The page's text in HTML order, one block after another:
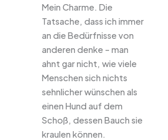
Mein Charme. Die
Tatsache, dass ich immer
an die Bedürfnisse von
anderen denke – man
ahnt gar nicht, wie viele
Menschen sich nichts
sehnlicher wünschen als
einen Hund auf dem
Schoß, dessen Bauch sie
kraulen können.